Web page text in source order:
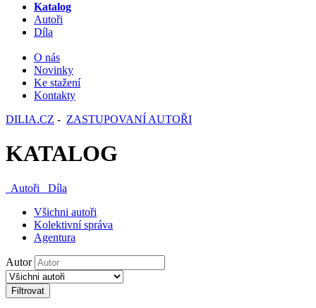
Katalog
Autoři
Díla
O nás
Novinky
Ke stažení
Kontakty
DILIA.CZ - ZASTUPOVANÍ AUTOŘI
KATALOG
Autoři
Díla
Všichni autoři
Kolektivní správa
Agentura
Autor
Filtrovat